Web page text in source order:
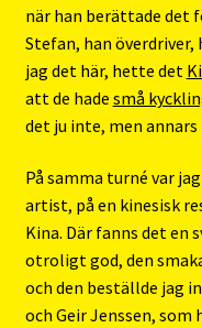
när han berättade det
Stefan, han överdriver,
jag det här, hette det
att de hade små
det ju inte, men
På samma turné var
artist, på en kinesisk
Kina. Där fanns det en
otroligt god, den
och den beställde jag
och Geir Jenssen,